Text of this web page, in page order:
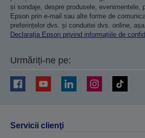
și sondaje, despre produsele, evenimentele,
Epson prin e-mail sau alte forme de
preferințelor dvs. și conduitei dvs. online,
Declarația Epson privind informațiile de
Urmăriți-ne pe:
Servicii clienţi